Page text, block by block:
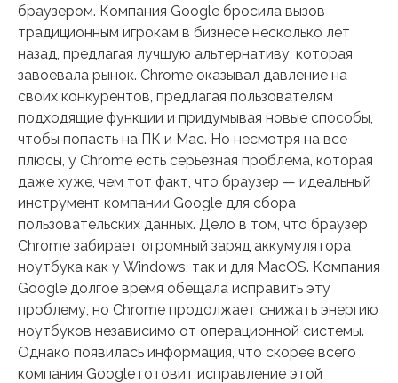
браузером. Компания Google бросила вызов
традиционным игрокам в бизнесе несколько лет
назад, предлагая лучшую альтернативу, которая
завоевала рынок. Chrome оказывал давление на
своих конкурентов, предлагая пользователям
подходящие функции и придумывая новые способы,
чтобы попасть на ПК и Mac. Но несмотря на все
плюсы, у Chrome есть серьезная проблема, которая
даже хуже, чем тот факт, что браузер — идеальный
инструмент компании Google для сбора
пользовательских данных. Дело в том, что браузер
Chrome забирает огромный заряд аккумулятора
ноутбука как у Windows, так и для MacOS. Компания
Google долгое время обещала исправить эту
проблему, но Chrome продолжает снижать энергию
ноутбуков независимо от операционной системы.
Однако появилась информация, что скорее всего
компания Google готовит исправление этой